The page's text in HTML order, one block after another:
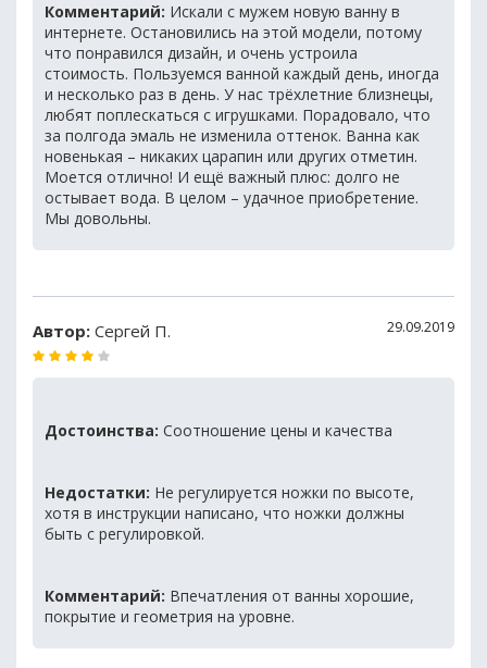
Комментарий: Искали с мужем новую ванну в
интернете. Остановились на этой модели, потому
что понравился дизайн, и очень устроила
стоимость. Пользуемся ванной каждый день, иногда
и несколько раз в день. У нас трёхлетние близнецы,
любят поплескаться с игрушками. Порадовало, что
за полгода эмаль не изменила оттенок. Ванна как
новенькая – никаких царапин или других отметин.
Моется отлично! И ещё важный плюс: долго не
остывает вода. В целом – удачное приобретение.
Мы довольны.
Автор: Сергей П. 29.09.2019
Достоинства: Соотношение цены и качества
Недостатки: Не регулируется ножки по высоте,
хотя в инструкции написано, что ножки должны
быть с регулировкой.
Комментарий: Впечатления от ванны хорошие,
покрытие и геометрия на уровне.